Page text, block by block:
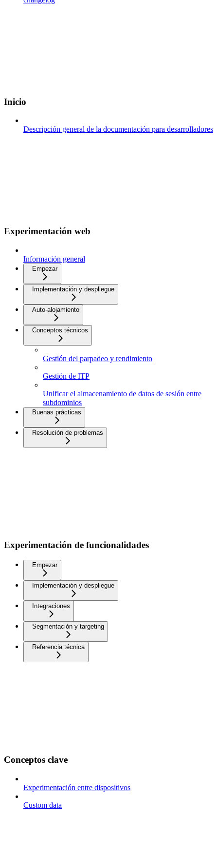
Inicio
Descripción general de la documentación para desarrolladores
Experimentación web
Información general
Empezar
Implementación y despliegue
Auto-alojamiento
Conceptos técnicos
Gestión del parpadeo y rendimiento
Gestión de ITP
Unificar el almacenamiento de datos de sesión entre
subdominios
Buenas prácticas
Resolución de problemas
Experimentación de funcionalidades
Empezar
Implementación y despliegue
Integraciones
Segmentación y targeting
Referencia técnica
Conceptos clave
Experimentación entre dispositivos
Custom data